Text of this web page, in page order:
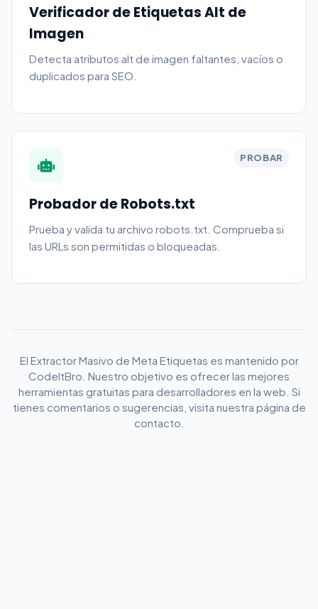
Verificador de Etiquetas Alt de
Imagen
Detecta atributos alt de imagen faltantes, vacíos o
duplicados para SEO.
PROBAR
Probador de Robots.txt
Prueba y valida tu archivo robots.txt. Comprueba si
las URLs son permitidas o bloqueadas.
El Extractor Masivo de Meta Etiquetas es mantenido por
CodeItBro. Nuestro objetivo es ofrecer las mejores
herramientas gratuitas para desarrolladores en la web. Si
tienes comentarios o sugerencias, visita nuestra página de
contacto.